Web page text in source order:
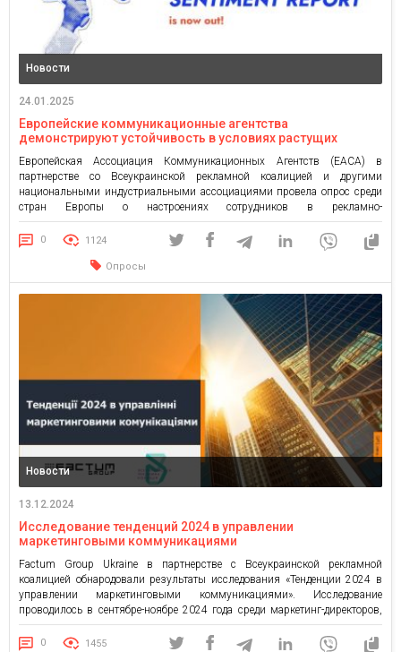
Новости
24.01.2025
Европейские коммуникационные агентства
демонстрируют устойчивость в условиях растущих
Европейская Ассоциация Коммуникационных Агентств (EACA) в
партнерстве со Всеукраинской рекламной коалицией и другими
национальными индустриальными ассоциациями провела опрос среди
стран Европы о настроениях сотрудников в рекламно-
коммуникационной индустрии, который показал, что европейские
коммуникационные агентства успешно преодолевают вызовы, сохраняя
стойкость и оптимизм. Результаты опроса, охватившего почти 4 000
специалистов из 25 стран Европы, показывают, что сектор гордится […]
0 1124
Опросы
Новости
13.12.2024
Исследование тенденций 2024 в управлении
маркетинговыми коммуникациями
Factum Group Ukraine в партнерстве с Всеукраинской рекламной
коалицией обнародовали результаты исследования «Тенденции 2024 в
управлении маркетинговыми коммуникациями». Исследование
проводилось в сентябре-ноябре 2024 года среди маркетинг-директоров,
других представителей отделов маркетинга и руководителей компаний,
которые являются постоянными участниками или членами жюри Effie
0 1455